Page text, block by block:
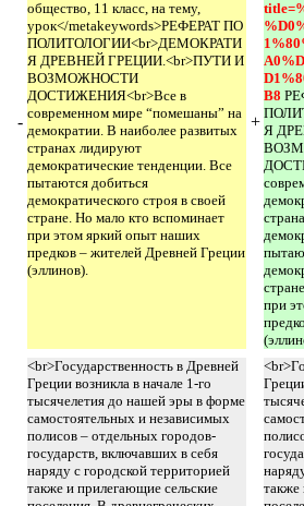
-
общество, 11 класс, на тему,
урок</metakeywords>РЕФЕРАТ ПО
ПОЛИТОЛОГИИ<br>ДЕМОКРАТИ
Я ДРЕВНЕЙ ГРЕЦИИ.<br>ПУТИ И
ВОЗМОЖНОСТИ
ДОСТИЖЕНИЯ<br>Все в
современном мире “помешаны” на
демократии. В наиболее развитых
странах лидируют
демократические тенденции. Все
пытаются добиться
демократического строя в своей
стране. Но мало кто вспоминает
при этом яркий опыт наших
предков – жителей Древней Греции
(эллинов).
+
B8
Я
при
<br>Государственность в Древней
Греции возникла в начале 1-го
тысячелетия до нашей эры в форме
самостоятельных и независимых
полисов – отдельных городов-
государств, включавших в себя
наряду с городской территорией
также и прилегающие сельские
также